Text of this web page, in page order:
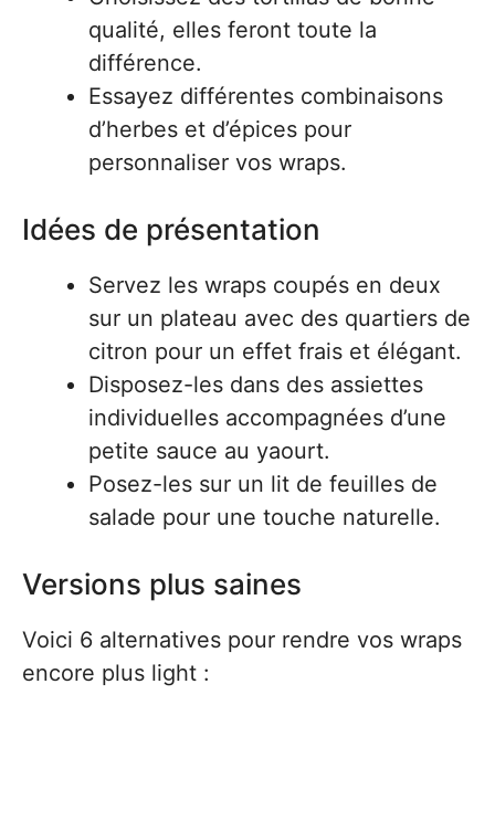
qualité, elles feront toute la
différence.
Essayez différentes combinaisons
d’herbes et d’épices pour
personnaliser vos wraps.
Idées de présentation
Servez les wraps coupés en deux
sur un plateau avec des quartiers de
citron pour un effet frais et élégant.
Disposez-les dans des assiettes
individuelles accompagnées d’une
petite sauce au yaourt.
Posez-les sur un lit de feuilles de
salade pour une touche naturelle.
Versions plus saines
Voici 6 alternatives pour rendre vos wraps
encore plus light :